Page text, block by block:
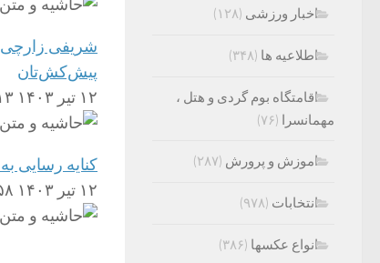
شریفی
پیش‌کش‌تان
۱۲ تیر ۱۴۰۳ ۰۸:۱۳
کنایه رسایی
۱۲ تیر ۱۴۰۳ ۰۷:۵۸
اخبار ورزشی (۱۲۸)
اطلاعیه ها (۳۴۸)
اقامتگاه بوم گردی و هتل ،
مهمانسرا (۷۶)
اموزش و پرورش (۲۸۷)
انتخابات (۹۷۸)
انواع عکسها (۳۸۶)